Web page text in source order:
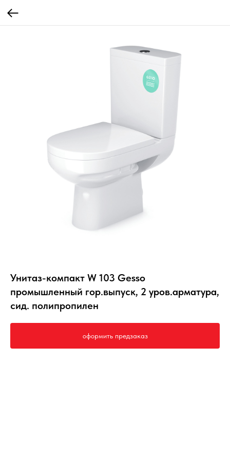
Унитаз-компакт W 103 Gesso
промышленный гор.выпуск, 2 уров.арматура,
сид. полипропилен
оформить предзаказ